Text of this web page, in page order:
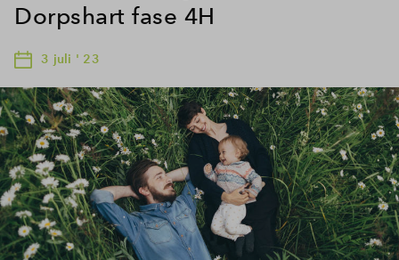
Dorpshart fase 4H
3 juli ' 23